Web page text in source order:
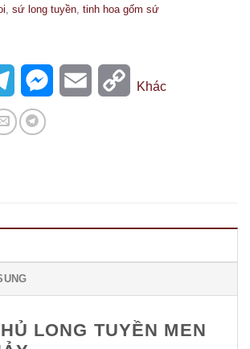
sứ long tuyền tinh hoa gốm sứ
TelegramMessenger
Email Copy
Khác
LONG TUYỀN MEN